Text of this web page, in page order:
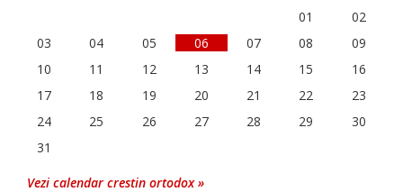
01
02
03
04 05 06 07 08
09
10
11 12 13 14 15
16
17
18 19 20 21 22
23
24
25 26 27 28 29
30
31
Vezi calendar crestin ortodox »